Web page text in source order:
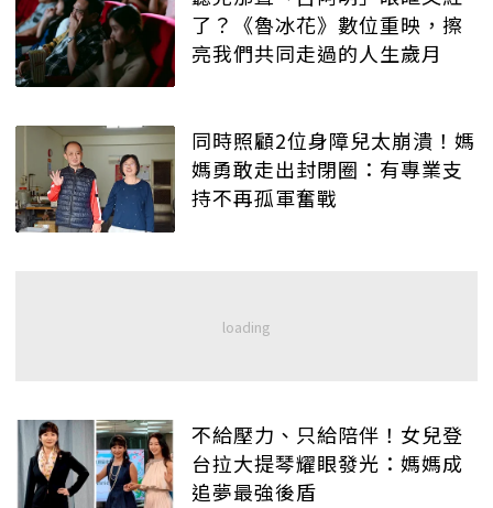
了？《魯冰花》數位重映，擦
亮我們共同走過的人生歲月
同時照顧2位身障兒太崩潰！媽
媽勇敢走出封閉圈：有專業支
持不再孤軍奮戰
不給壓力、只給陪伴！女兒登
台拉大提琴耀眼發光：媽媽成
追夢最強後盾